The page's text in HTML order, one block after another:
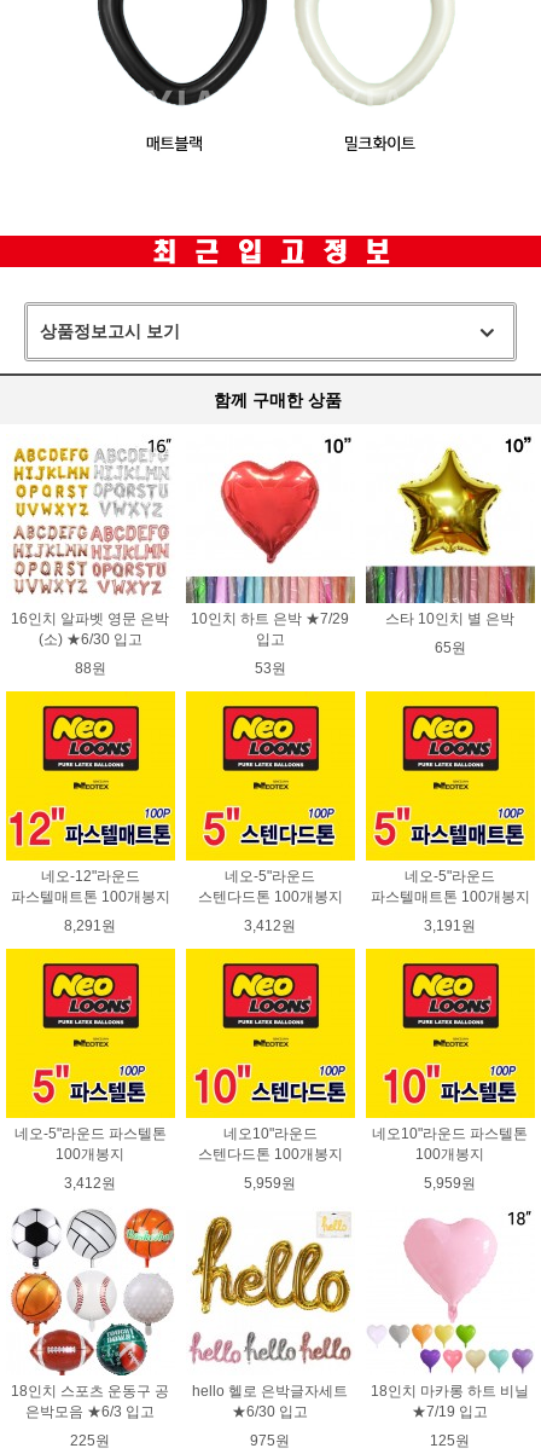
상품정보고시 보기
함께 구매한 상품
16인치 알파벳 영문 은박
(소) ★6/30 입고
88원
10인치 하트 은박 ★7/29
입고
53원
스타 10인치 별 은박
65원
네오-12"라운드
파스텔매트톤 100개봉지
8,291원
네오-5"라운드
스텐다드톤 100개봉지
3,412원
네오-5"라운드
파스텔매트톤 100개봉지
3,191원
네오-5"라운드 파스텔톤
100개봉지
3,412원
네오10"라운드
스텐다드톤 100개봉지
5,959원
네오10"라운드 파스텔톤
100개봉지
5,959원
18인치 스포츠 운동구 공
은박모음 ★6/3 입고
225원
hello 헬로 은박글자세트
★6/30 입고
975원
18인치 마카롱 하트 비닐
★7/19 입고
125원